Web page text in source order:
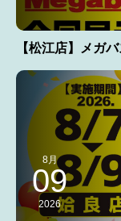
【松江店】メガ
8月
09
2026